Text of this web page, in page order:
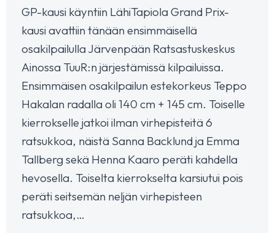
GP-kausi käyntiin LähiTapiola Grand Prix-
kausi avattiin tänään ensimmäisellä
osakilpailulla Järvenpään Ratsastuskeskus
Ainossa TuuR:n järjestämissä kilpailuissa.
Ensimmäisen osakilpailun estekorkeus Teppo
Hakalan radalla oli 140 cm + 145 cm. Toiselle
kierrokselle jatkoi ilman virhepisteitä 6
ratsukkoa, näistä Sanna Backlund ja Emma
Tallberg sekä Henna Kaaro peräti kahdella
hevosella. Toiselta kierrokselta karsiutui pois
peräti seitsemän neljän virhepisteen
ratsukkoa,…